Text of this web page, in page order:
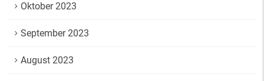
Oktober 2023
September 2023
August 2023